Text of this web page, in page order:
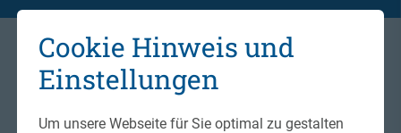
Cookie Hinweis und
Einstellungen
Um unsere Webseite für Sie optimal zu gestalten
Technische Details und
Austattungen